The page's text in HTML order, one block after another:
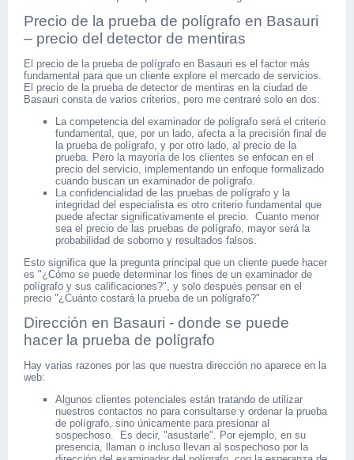
Precio de la prueba de polígrafo en Basauri
– precio del detector de mentiras
El precio de la prueba de polígrafo en Basauri es el factor más
fundamental para que un cliente explore el mercado de servicios.
El precio de la prueba de detector de mentiras en la ciudad de
Basauri consta de varios criterios, pero me centraré solo en dos:
La competencia del examinador de polígrafo será el criterio
fundamental, que, por un lado, afecta a la precisión final de
la prueba de polígrafo, y por otro lado, al precio de la
prueba. Pero la mayoría de los clientes se enfocan en el
precio del servicio, implementando un enfoque formalizado
cuando buscan un examinador de polígrafo.
La confidencialidad de las pruebas de polígrafo y la
integridad del especialista es otro criterio fundamental que
puede afectar significativamente el precio. Cuanto menor
sea el precio de las pruebas de polígrafo, mayor será la
probabilidad de soborno y resultados falsos.
Esto significa que la pregunta principal que un cliente puede hacer
es "¿Cómo se puede determinar los fines de un examinador de
polígrafo y sus calificaciones?", y solo después pensar en el
precio "¿Cuánto costará la prueba de un polígrafo?"
Dirección en Basauri - donde se puede
hacer la prueba de polígrafo
Hay varias razones por las que nuestra dirección no aparece en la
web:
Algunos clientes potenciales están tratando de utilizar
nuestros contactos no para consultarse y ordenar la prueba
de polígrafo, sino únicamente para presionar al
sospechoso. Es decir, "asustarle". Por ejemplo, en su
presencia, llaman o incluso llevan al sospechoso por la